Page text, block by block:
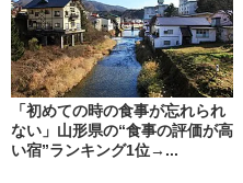
「初めての時の食事が忘れられ
ない」山形県の“食事の評価が高
い宿”ランキング1位→...